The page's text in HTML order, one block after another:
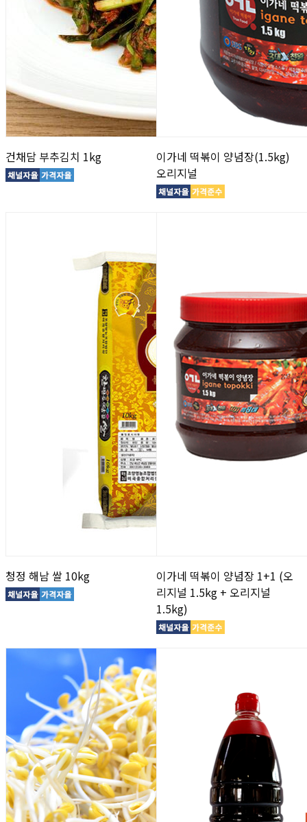
건채담 부추김치 1kg
이가네 떡볶이 양념장(1.5kg)
오리지널
청정 해남 쌀 10kg
이가네 떡볶이 양념장 1+1 (오
리지널 1.5kg + 오리지널
1.5kg)